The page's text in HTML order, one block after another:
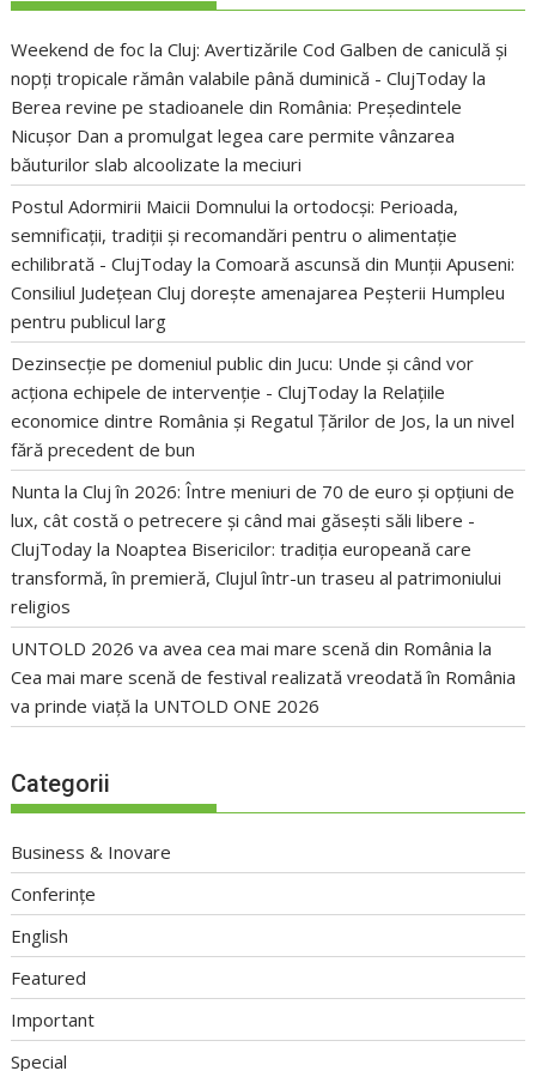
Weekend de foc la Cluj: Avertizările Cod Galben de caniculă și
nopți tropicale rămân valabile până duminică - ClujToday la
Berea revine pe stadioanele din România: Președintele
Nicușor Dan a promulgat legea care permite vânzarea
băuturilor slab alcoolizate la meciuri
Postul Adormirii Maicii Domnului la ortodocși: Perioada,
semnificații, tradiții și recomandări pentru o alimentație
echilibrată - ClujToday laComoară ascunsă din Munții Apuseni:
Consiliul Județean Cluj dorește amenajarea Peșterii Humpleu
pentru publicul larg
Dezinsecție pe domeniul public din Jucu: Unde și când vor
acționa echipele de intervenție - ClujToday la Relațiile
economice dintre România și Regatul Țărilor de Jos, la un nivel
fără precedent de bun
Nunta la Cluj în 2026: Între meniuri de 70 de euro și opțiuni de
lux, cât costă o petrecere și când mai găsești săli libere -
ClujToday la Noaptea Bisericilor: tradiția europeană care
transformă, în premieră, Clujul într-un traseu al patrimoniului
religios
UNTOLD 2026 va avea cea mai mare scenă din România la
Cea mai mare scenă de festival realizată vreodată în România
va prinde viață la UNTOLD ONE 2026
Categorii
Business & Inovare
Conferințe
English
Featured
Important
Special